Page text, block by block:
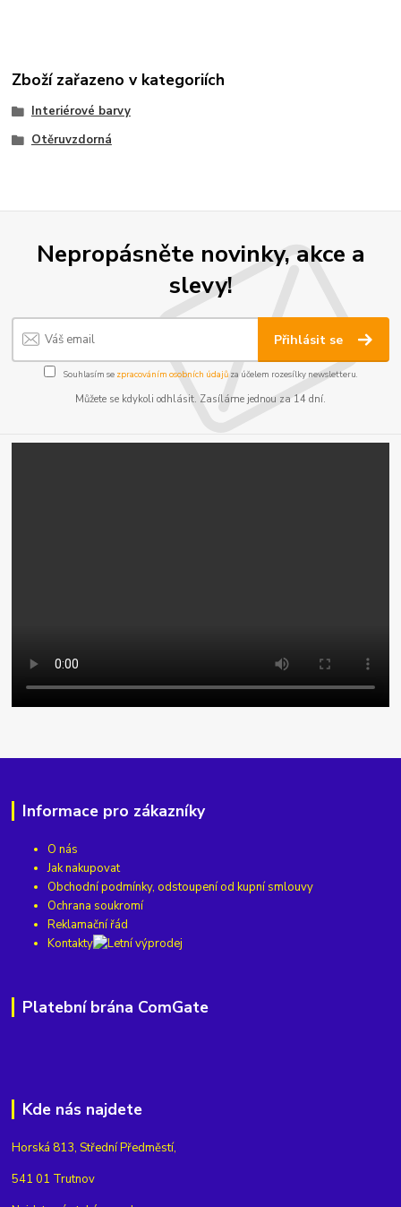
Zboží zařazeno v kategoriích
Interiérové barvy
Otěruvzdorná
Nepropásněte novinky, akce a
slevy!
Přihlásit se
Souhlasím se zpracováním osobních údajůza účelem rozesílky newsletteru.
Můžete se kdykoli odhlásit. Zasíláme jednou za 14 dní.
Informace pro zákazníky
O nás
Jak nakupovat
Obchodní podmínky, odstoupení od kupní smlouvy
Ochrana soukromí
Reklamační řád
Kontakty
Platební brána ComGate
Kde nás najdete
Horská 813, Střední Předměstí,
541 01 Trutnov